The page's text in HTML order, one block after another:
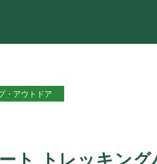
・アウトドア
ト トレッキン